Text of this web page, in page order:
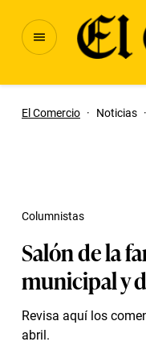
El Comercio · Noticias ·
Salón de la
municipal y
Revisa aquí los
abril.
Columnistas